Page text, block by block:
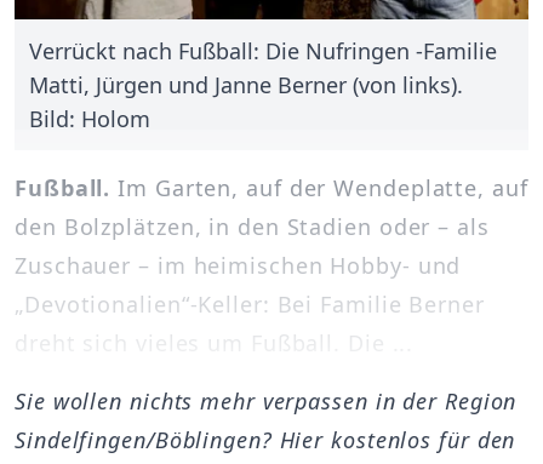
Verrückt nach Fußball: Die Nufringen -Familie
Matti, Jürgen und Janne Berner (von links).
Bild: Holom
Fußball. Im Garten, auf der Wendeplatte, auf
den Bolzplätzen, in den Stadien oder – als
Zuschauer – im heimischen Hobby- und
„Devotionalien“-Keller: Bei Familie Berner
dreht sich vieles um Fußball. Die ...
Sie wollen nichts mehr verpassen in der Region
Sindelfingen/Böblingen? Hier kostenlos für den